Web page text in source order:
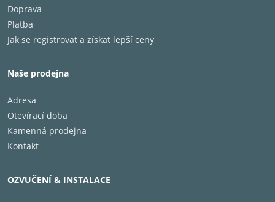
Doprava
Platba
Jak se registrovat a získat lepší ceny
Naše prodejna
Adresa
Otevírací doba
Kamenná prodejna
Kontakt
OZVUČENÍ & INSTALACE